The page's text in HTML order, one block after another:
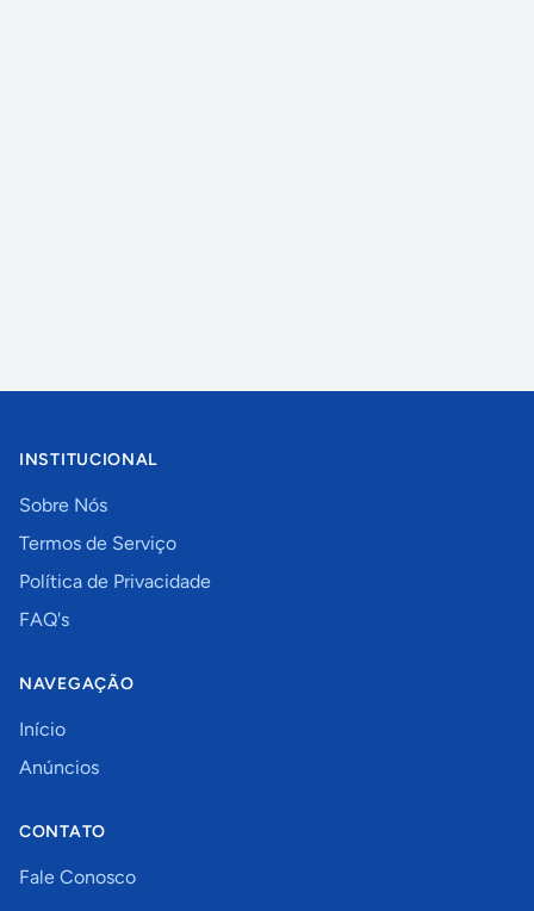
INSTITUCIONAL
Sobre Nós
Termos de Serviço
Política de Privacidade
FAQ's
NAVEGAÇÃO
Início
Anúncios
CONTATO
Fale Conosco